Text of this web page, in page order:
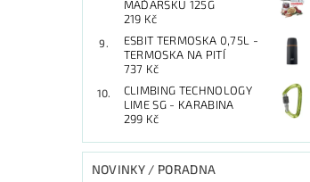
MAĎARSKU 125G
219 Kč
ESBIT TERMOSKA 0,75L -
TERMOSKA NA PITÍ
737 Kč
CLIMBING TECHNOLOGY
LIME SG - KARABINA
299 Kč
NOVINKY / PORADNA